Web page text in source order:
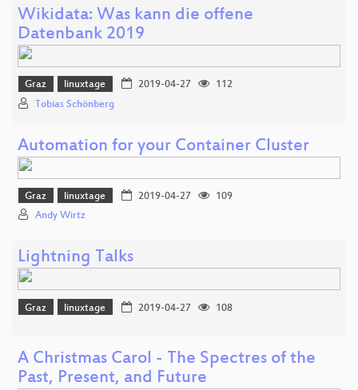
Wikidata: Was kann die offene
Datenbank 2019
Graz linuxtage 2019-04-27
112
Tobias Schönberg
Automation for your Container Cluster
Graz linuxtage 2019-04-27
109
Andy Wirtz
Lightning Talks
Graz linuxtage 2019-04-27 108
A Christmas Carol - The Spectres of the
Past, Present, and Future